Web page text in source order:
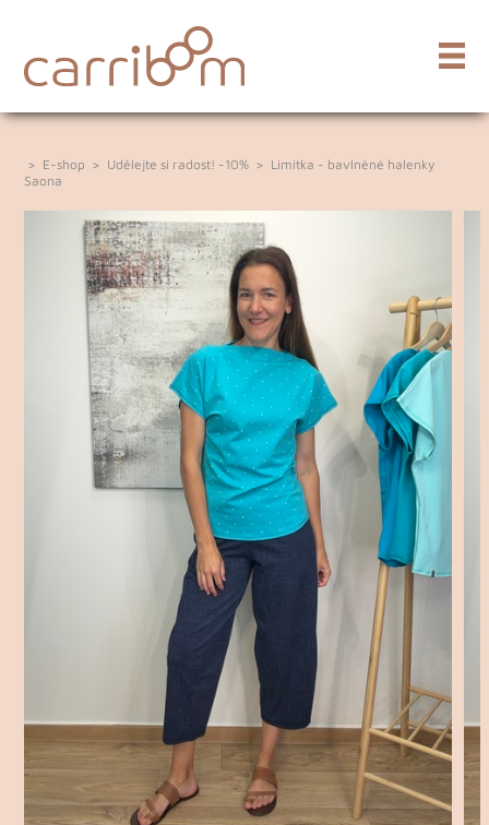
> E-shop > Udělejte si radost! -10% > Limitka - bavlněné halenky
Saona